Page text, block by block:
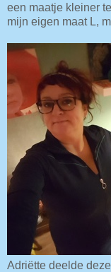
een maatje kleiner
mijn eigen maat L,
Adriëtte deelde